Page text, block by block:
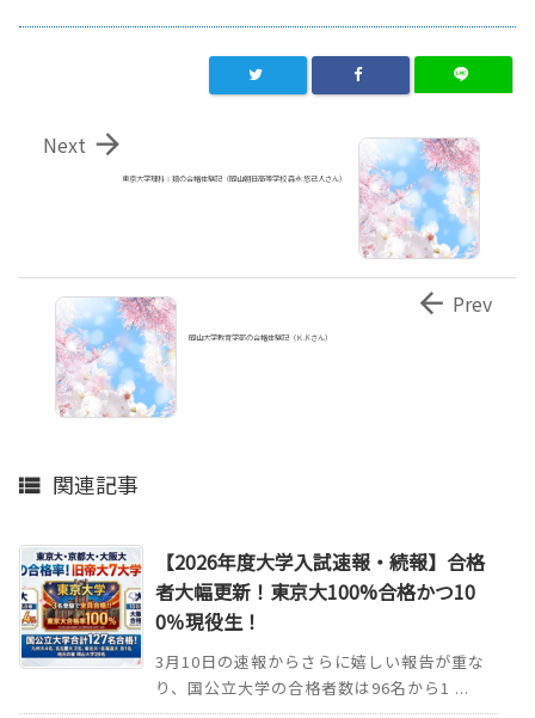
東京大学理科Ⅰ類の合格体験記（岡山朝日高等学校 森永 悠己人さん）

Next
岡山大学教育学部の合格体験記（Ｋ.Kさん）
 Prev
 関連記事
【2026年度大学入試速報・続報】合格
者大幅更新！東京大100%合格かつ10
0％現役生！
3月10日の速報からさらに嬉しい報告が重な
り、国公立大学の合格者数は96名から1 ...